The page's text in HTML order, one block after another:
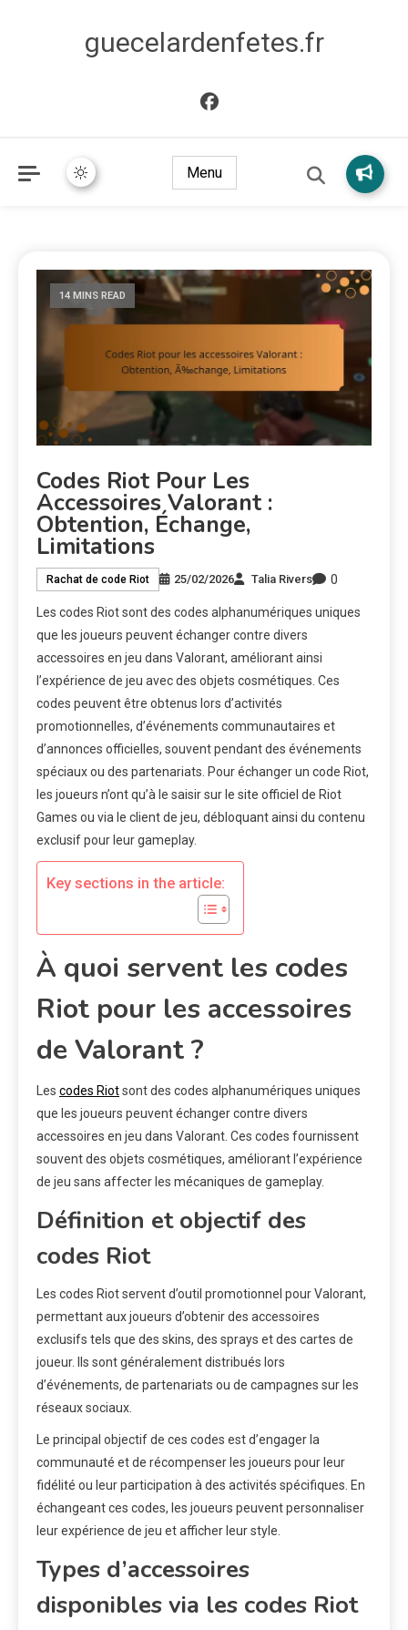
guecelardenfetes.fr
Menu
14 MINS READ
Codes Riot Pour Les
Accessoires Valorant :
Obtention, Échange,
Limitations
Rachat de code Riot 25/02/2026 Talia Rivers 0
Les codes Riot sont des codes alphanumériques uniques
que les joueurs peuvent échanger contre divers
accessoires en jeu dans Valorant, améliorant ainsi
l’expérience de jeu avec des objets cosmétiques. Ces
codes peuvent être obtenus lors d’activités
promotionnelles, d’événements communautaires et
d’annonces officielles, souvent pendant des événements
spéciaux ou des partenariats. Pour échanger un code Riot,
les joueurs n’ont qu’à le saisir sur le site officiel de Riot
Games ou via le client de jeu, débloquant ainsi du contenu
exclusif pour leur gameplay.
Key sections in the article:
À quoi servent les codes
Riot pour les accessoires
de Valorant ?
Les codes Riotsont des codes alphanumériques uniques
que les joueurs peuvent échanger contre divers
accessoires en jeu dans Valorant. Ces codes fournissent
souvent des objets cosmétiques, améliorant l’expérience
de jeu sans affecter les mécaniques de gameplay.
Définition et objectif des
codes Riot
Les codes Riot servent d’outil promotionnel pour Valorant,
permettant aux joueurs d’obtenir des accessoires
exclusifs tels que des skins, des sprays et des cartes de
joueur. Ils sont généralement distribués lors
d’événements, de partenariats ou de campagnes sur les
réseaux sociaux.
Le principal objectif de ces codes est d’engager la
communauté et de récompenser les joueurs pour leur
fidélité ou leur participation à des activités spécifiques. En
échangeant ces codes, les joueurs peuvent personnaliser
leur expérience de jeu et afficher leur style.
Types d’accessoires
disponibles via les codes Riot